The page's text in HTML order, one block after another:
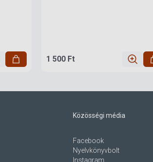
1 500 Ft
Közösségi média
Facebook
Nyelvkönyvbolt
Instagram